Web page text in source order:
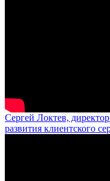
Сергей Локтев,
развития клиентского